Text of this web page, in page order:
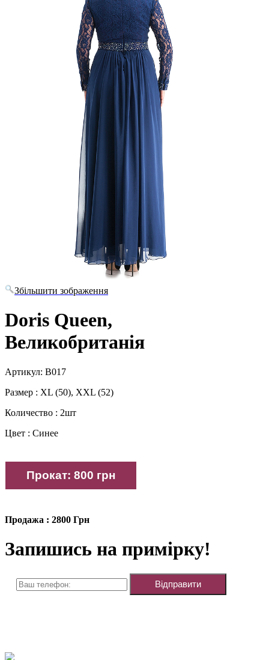
Збільшити зображення
Doris Queen,
Великобританія
Артикул: B017
Размер : XL (50), XXL (52)
Количество : 2шт
Цвет : Синее
Продажа : 2800 Грн
Запишись на примірку!